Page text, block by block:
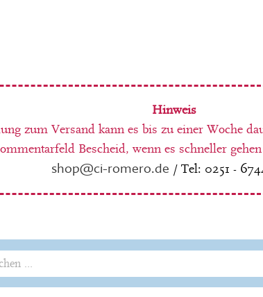
Hinweis
zum Versand kann es bis zu einer Woche
Bescheid, wenn es schneller
shop@ci-romero.de / Tel: 0251 -